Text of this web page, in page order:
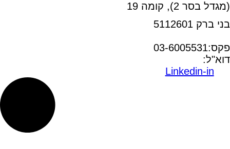
(מגדל בסר 2), קומה 19
בני ברק 5112601
פקס:03-6005531
דוא"ל:
Linkedin-in